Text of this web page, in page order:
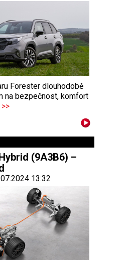
Forester dlouhodobě
na bezpečnost, komfort
>>
(9A3B6) –
13:32